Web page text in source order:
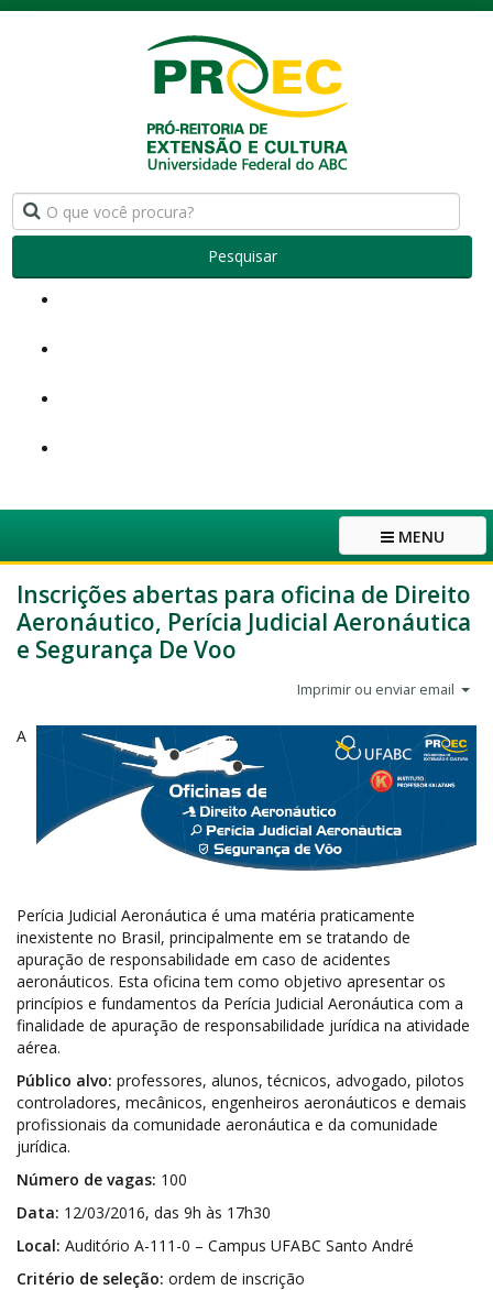
Pesquisar
MENU
Inscrições abertas para oficina de Direito
Aeronáutico, Perícia Judicial Aeronáutica
e Segurança De Voo
Imprimir ou enviar email
A
Perícia Judicial Aeronáutica é uma matéria praticamente
inexistente no Brasil, principalmente em se tratando de
apuração de responsabilidade em caso de acidentes
aeronáuticos. Esta oficina tem como objetivo apresentar os
princípios e fundamentos da Perícia Judicial Aeronáutica com a
finalidade de apuração de responsabilidade jurídica na atividade
aérea.
Público alvo: professores, alunos, técnicos, advogado, pilotos
controladores, mecânicos, engenheiros aeronáuticos e demais
profissionais da comunidade aeronáutica e da comunidade
jurídica.
Número de vagas: 100
Data: 12/03/2016, das 9h às 17h30
Local: Auditório A-111-0 – Campus UFABC Santo André
Critério de seleção: ordem de inscrição